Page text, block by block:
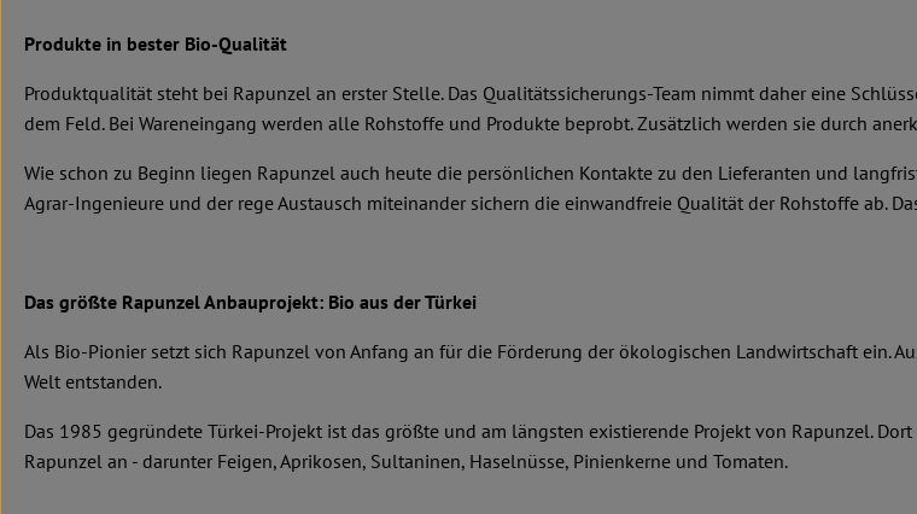
Produkte in bester Bio-Qualität
Produktqualität steht bei Rapunzel an erster Stelle. Das Qualitätssicherungs-Team nimmt daher eine
dem Feld. Bei Wareneingang werden alle Rohstoffe und Produkte beprobt. Zusätzlich werden sie durch
Wie schon zu Beginn liegen Rapunzel auch heute die persönlichen Kontakte zu den Lieferanten und
Agrar-Ingenieure und der rege Austausch miteinander sichern die einwandfreie Qualität der Rohstoffe ab.
Das größte Rapunzel Anbauprojekt: Bio aus der Türkei
Als Bio-Pionier setzt sich Rapunzel von Anfang an für die Förderung der ökologischen Landwirtschaft ein.
Welt entstanden.
Das 1985 gegründete Türkei-Projekt ist das größte und am längsten existierende Projekt von Rapunzel.
Rapunzel an - darunter Feigen, Aprikosen, Sultaninen, Haselnüsse, Pinienkerne und Tomaten.